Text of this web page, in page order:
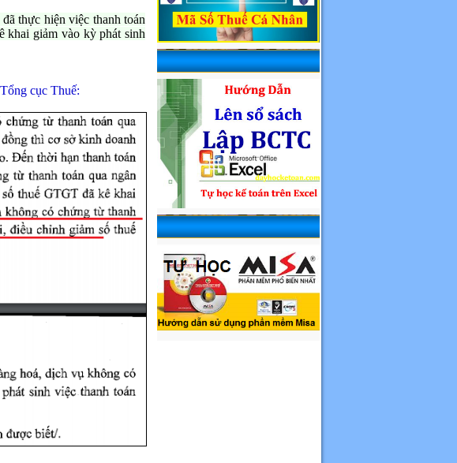
thực hiện việc thanh toán
khai giảm vào kỳ phát sinh
cục Thuế: